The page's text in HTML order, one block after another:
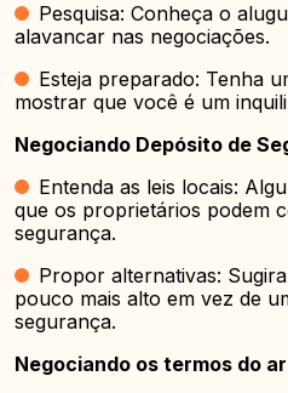
Pesquisa: Conheça o
alavancar nas negociações.
Esteja preparado: Tenha
mostrar que você é um
Negociando Depósito de
Entenda as leis locais:
que os proprietários podem
segurança.
Propor alternativas:
pouco mais alto em vez de
segurança.
Negociando os termos do